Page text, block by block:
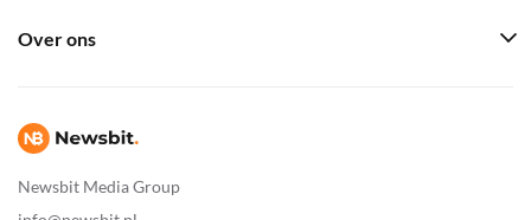
Newsbit Media Group
Over ons